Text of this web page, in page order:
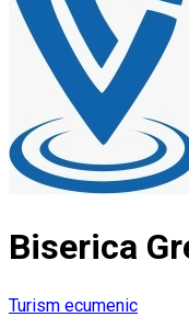
Biserica
Turism ecumenic